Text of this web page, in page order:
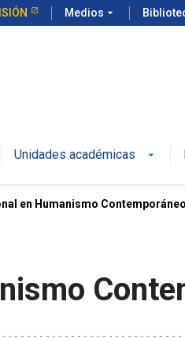
Medios arrow_drop_down
Unidades académicas
en Humanismo Contemporáneo